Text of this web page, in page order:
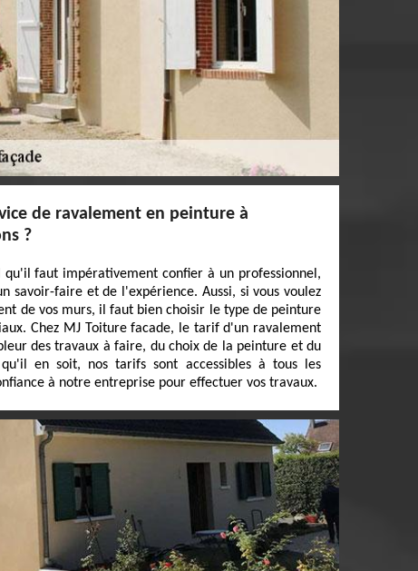
de ravalement en peinture à
?
faut impérativement confier à un professionnel,
savoir-faire et de l'expérience. Aussi, si vous voulez
de vos murs, il faut bien choisir le type de peinture
Chez MJ Toiture facade, le tarif d'un ravalement
des travaux à faire, du choix de la peinture et du
en soit, nos tarifs sont accessibles à tous les
à notre entreprise pour effectuer vos travaux.